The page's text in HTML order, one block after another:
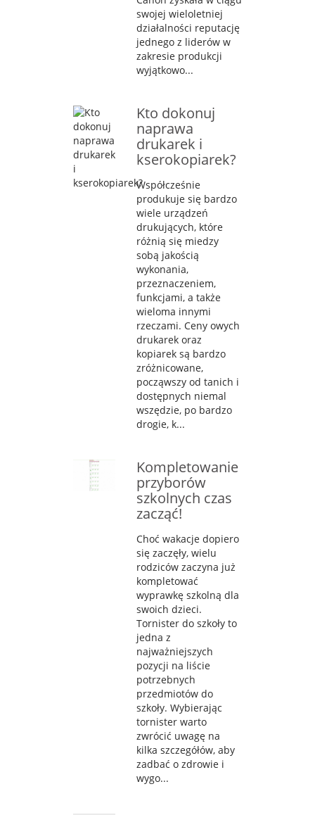
swojej wieloletniej
działalności reputację
jednego z liderów w
zakresie produkcji
wyjątkowo...
Kto dokonuj
naprawa
drukarek i
kserokopiarek?
Współcześnie
produkuje się bardzo
wiele urządzeń
drukujących, które
różnią się miedzy
sobą jakością
wykonania,
przeznaczeniem,
funkcjami, a także
wieloma innymi
rzeczami. Ceny owych
drukarek oraz
kopiarek są bardzo
zróżnicowane,
począwszy od tanich i
dostępnych niemal
wszędzie, po bardzo
drogie, k...
Kompletowanie
przyborów
szkolnych czas
zacząć!
Choć wakacje dopiero
się zaczęły, wielu
rodziców zaczyna już
kompletować
wyprawkę szkolną dla
swoich dzieci.
Tornister do szkoły to
jedna z
najważniejszych
pozycji na liście
potrzebnych
przedmiotów do
szkoły. Wybierając
tornister warto
zwrócić uwagę na
kilka szczegółów, aby
zadbać o zdrowie i
wygo...